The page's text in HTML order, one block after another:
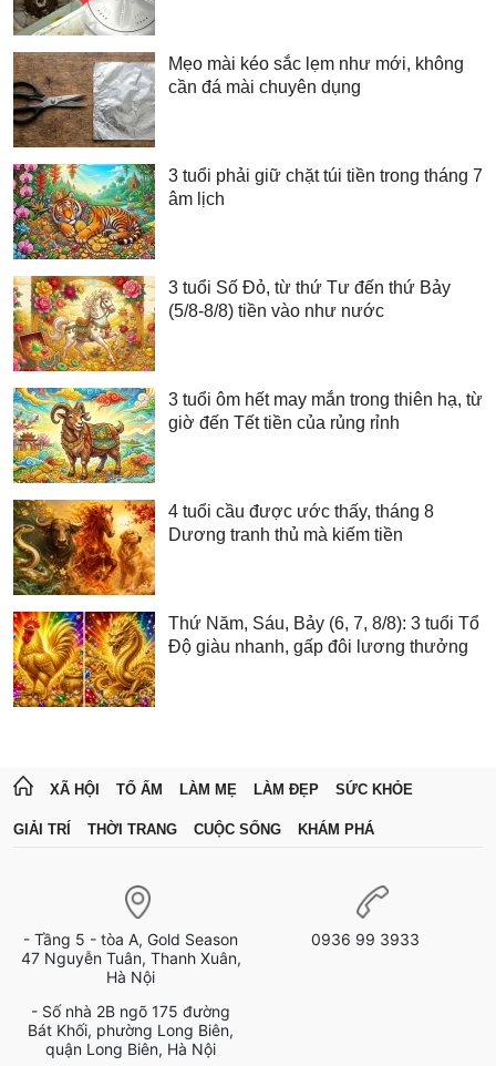
Mẹo mài kéo sắc lẹm như mới, không
cần đá mài chuyên dụng
3 tuổi phải giữ chặt túi tiền trong tháng 7
âm lịch
3 tuổi Số Đỏ, từ thứ Tư đến thứ Bảy
(5/8-8/8) tiền vào như nước
3 tuổi ôm hết may mắn trong thiên hạ, từ
giờ đến Tết tiền của rủng rỉnh
4 tuổi cầu được ước thấy, tháng 8
Dương tranh thủ mà kiếm tiền
Thứ Năm, Sáu, Bảy (6, 7, 8/8): 3 tuổi Tổ
Độ giàu nhanh, gấp đôi lương thưởng
XÃ HỘI TỔ ẤM LÀM MẸ LÀM ĐẸP SỨC KHỎE
GIẢI TRÍ THỜI TRANG CUỘC SỐNG KHÁM PHÁ
- Tầng 5 - tòa A, Gold Season
47 Nguyễn Tuân, Thanh Xuân,
Hà Nội
- Số nhà 2B ngõ 175 đường
Bát Khối, phường Long Biên,
quận Long Biên, Hà Nội
0936 99 3933